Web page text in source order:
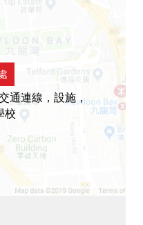
通連線，設施，
校